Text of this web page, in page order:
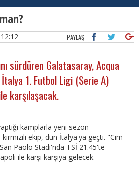
PAYLAŞ
sürdüren Galatasaray, Acqua
İtalya 1. Futbol Ligi (Serie A)
karşılaşacak.
kamplarla yeni sezon
kırmızılı ekip, dün İtalya'ya geçti. "Cim
Paolo Stadı'nda TSİ 21.45'te
ile karşı karşıya gelecek.